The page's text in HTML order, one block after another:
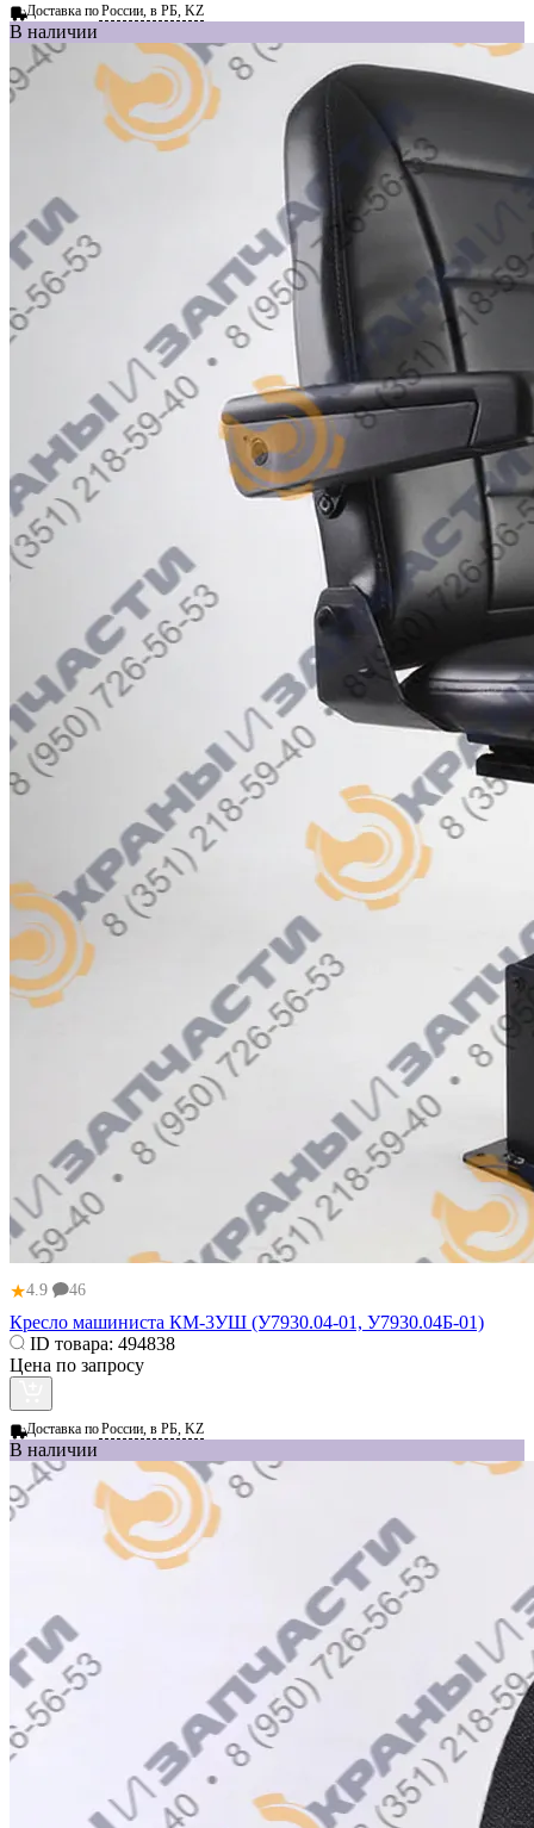
Доставка поРоссии, в РБ, KZ
В наличии
★4.9 46
Кресло машиниста КМ-3УШ (У7930.04-01, У7930.04Б-01)
ID товара: 494838
Цена по запросу
Доставка поРоссии, в РБ, KZ
В наличии